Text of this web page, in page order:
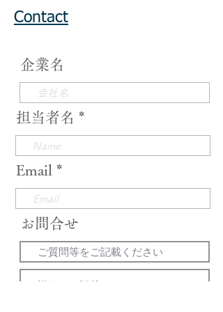
Contact
企業名
担当者名
Email
お問合せ